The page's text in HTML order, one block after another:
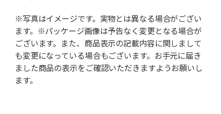
※写真はイメージです。実物とは異なる場合がござい
ます。※パッケージ画像は予告なく変更となる場合が
ございます。また、商品表示の記載内容に関しまして
も変更になっている場合もございます。お手元に届き
ました商品の表示をご確認いただきますようお願いし
ます。